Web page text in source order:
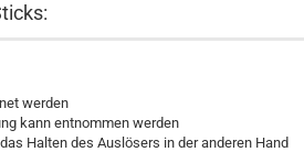
werden
kann entnommen werden
Halten des Auslösers in der anderen Hand